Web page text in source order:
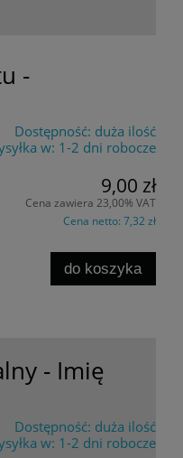
-
Dostępność: duża ilość
w: 1-2 dni robocze
9,00 zł
Cena zawiera 23,00% VAT
Cena netto: 7,32 zł
do koszyka
- Imię
Dostępność: duża ilość
w: 1-2 dni robocze